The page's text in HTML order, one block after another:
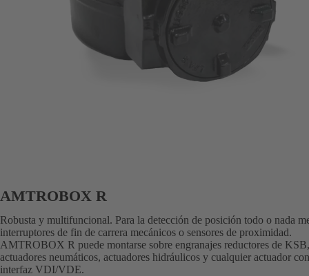
AMTROBOX R
Robusta y multifuncional. Para la detección de posición todo o nada
interruptores de fin de carrera mecánicos o sensores de proximidad.
AMTROBOX R puede montarse sobre engranajes reductores de KSB,
actuadores neumáticos, actuadores hidráulicos y cualquier actuador con
interfaz VDI/VDE.